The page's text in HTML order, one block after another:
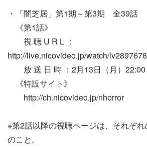
・「闇芝居」第1期～第3期 全39話
《第1話》
視 聴 U R L ：
http://live.nicovideo.jp/watch/
放 送 日 時 ：2月13日（月）22:00
《特設サイト》
http://ch.nicovideo.jp/nhorror
※第2話以降の視聴ページは、それぞ
のこと。